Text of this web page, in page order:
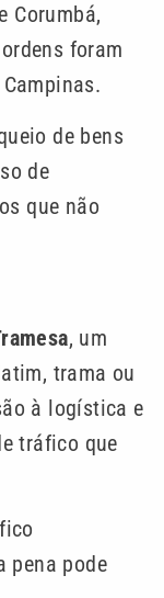
Corumbá,
foram
de bens
de
que não
, um
trama ou
à logística e
tráfico que
pena pode